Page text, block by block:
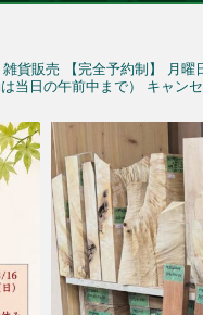
貨販売 【完全予約制】 月曜
当日の午前中まで） キャン